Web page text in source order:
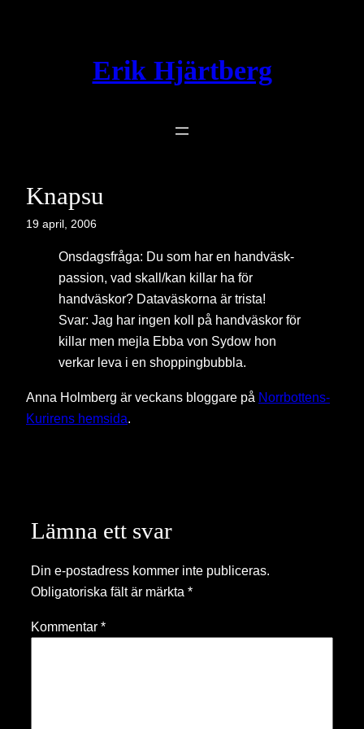
Erik Hjärtberg
Knapsu
19 april, 2006
Onsdagsfråga: Du som har en handväsk-
passion, vad skall/kan killar ha för
handväskor? Dataväskorna är trista!
Svar: Jag har ingen koll på handväskor för
killar men mejla Ebba von Sydow hon
verkar leva i en shoppingbubbla.
Anna Holmberg är veckans bloggare på Norrbottens-
Kurirens hemsida
Lämna ett svar
Din e-postadress kommer inte publiceras.
Obligatoriska fält är märkta *
Kommentar *